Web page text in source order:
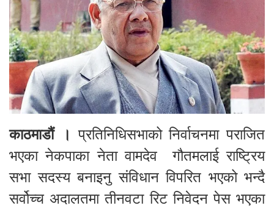
काठमाडौं । प्रतिनिधिसभाको निर्वाचनमा पराजित
भएका नेकपाका नेता वामदेव गौतमलाई राष्ट्रिय
सभा सदस्य बनाइनु संविधान विपरित भएको भन्दै
सर्वोच्च अदालतमा तीनवटा रिट निवेदन पेस भएका